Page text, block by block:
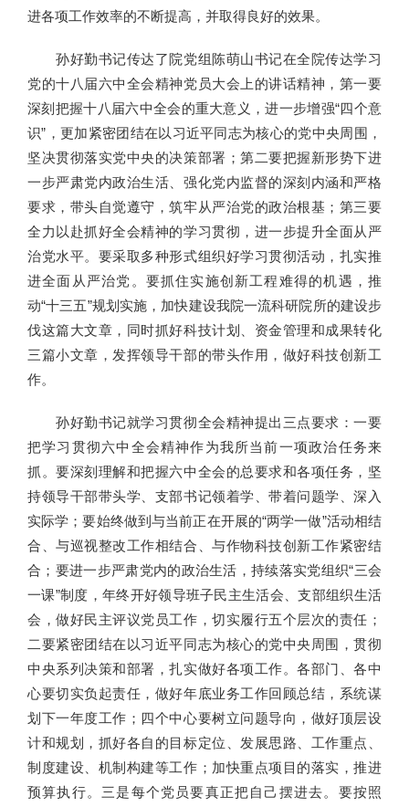
进各项工作效率的不断提高，并取得良好的效果。
孙好勤书记传达了院党组陈萌山书记在全院传达学习
党的十八届六中全会精神党员大会上的讲话精神，第一要
深刻把握十八届六中全会的重大意义，进一步增强“四个意
识”，更加紧密团结在以习近平同志为核心的党中央周围，
坚决贯彻落实党中央的决策部署；第二要把握新形势下进
一步严肃党内政治生活、强化党内监督的深刻内涵和严格
要求，带头自觉遵守，筑牢从严治党的政治根基；第三要
全力以赴抓好全会精神的学习贯彻，进一步提升全面从严
治党水平。要采取多种形式组织好学习贯彻活动，扎实推
进全面从严治党。要抓住实施创新工程难得的机遇，推
动“十三五”规划实施，加快建设我院一流科研院所的建设步
伐这篇大文章，同时抓好科技计划、资金管理和成果转化
三篇小文章，发挥领导干部的带头作用，做好科技创新工
作。
孙好勤书记就学习贯彻全会精神提出三点要求：一要
把学习贯彻六中全会精神作为我所当前一项政治任务来
抓。要深刻理解和把握六中全会的总要求和各项任务，坚
持领导干部带头学、支部书记领着学、带着问题学、深入
实际学；要始终做到与当前正在开展的“两学一做”活动相结
合、与巡视整改工作相结合、与作物科技创新工作紧密结
合；要进一步严肃党内的政治生活，持续落实党组织“三会
一课”制度，年终开好领导班子民主生活会、支部组织生活
会，做好民主评议党员工作，切实履行五个层次的责任；
二要紧密团结在以习近平同志为核心的党中央周围，贯彻
中央系列决策和部署，扎实做好各项工作。各部门、各中
心要切实负起责任，做好年底业务工作回顾总结，系统谋
划下一年度工作；四个中心要树立问题导向，做好顶层设
计和规划，抓好各自的目标定位、发展思路、工作重点、
制度建设、机制构建等工作；加快重点项目的落实，推进
预算执行。三是每个党员要真正把自己摆进去。要按照